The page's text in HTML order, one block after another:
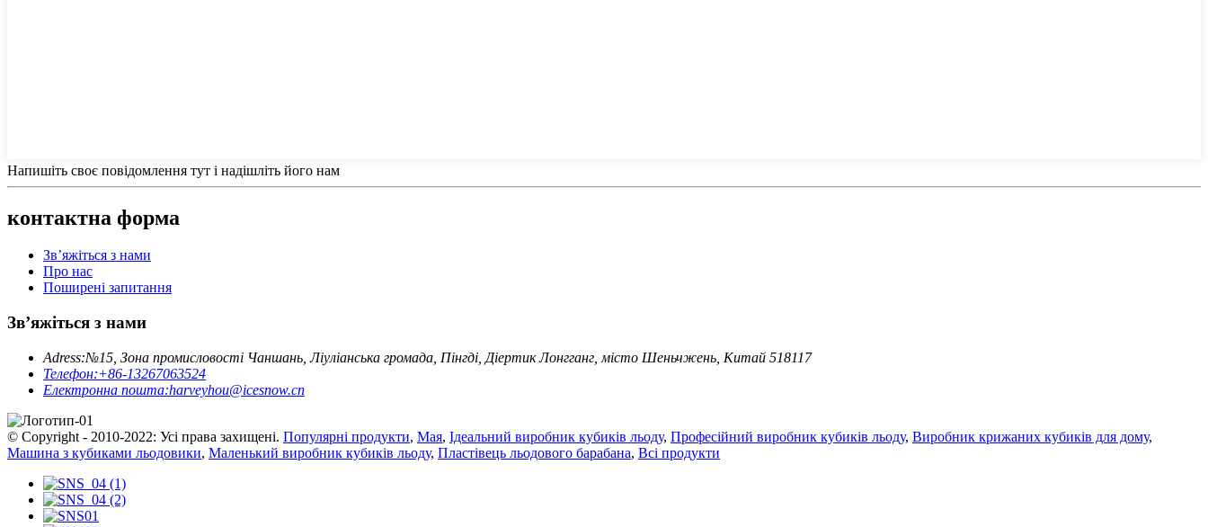
Напишіть своє повідомлення тут і надішліть його нам
контактна форма
Зв’яжіться з нами
Про нас
Поширені запитання
Зв’яжіться з нами
Adress:№15, Зона промисловості Чаншань, Ліуліанська громада, Пінгді, Діертик Лонгганг, місто Шеньчжень, Китай 518117
Телефон:+86-13267063524
Електронна пошта:harveyhou@icesnow.cn
© Copyright - 2010-2022: Усі права захищені. Популярні продукти, Мая, Ідеальний виробник кубиків льоду, Професійний виробник кубиків льоду, Виробник крижаних кубиків для дому,
Машина з кубиками льодовики, Маленький виробник кубиків льоду, Пластівець льодового барабана, Всі продукти